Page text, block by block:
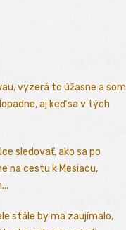
vyzerá to úžasne a som
aj keď sa v tých
sledovať, ako sa po
na cestu k Mesiacu,
stále by ma zaujímalo,